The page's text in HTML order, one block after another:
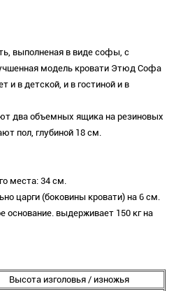
выполненая в виде софы, с
модель кровати Этюд Софа
и в детской, и в гостиной и в
два объемных ящика на резиновых
пол, глубиной 18 см.
места: 34 см.
царги (боковины кровати) на 6 см.
основание. выдерживает 150 кг на
Высота изголовья / изножья